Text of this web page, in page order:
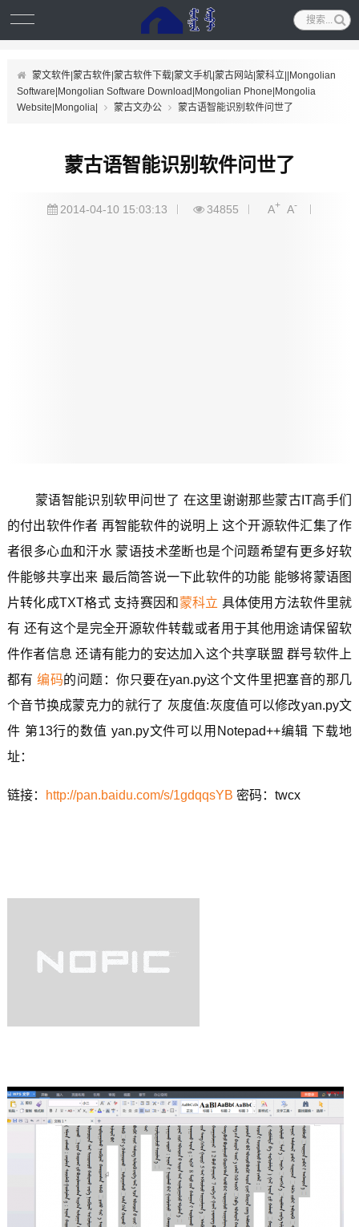
蒙文软件|蒙古软件|蒙古软件下载|蒙文手机|蒙古网站|蒙科立||Mongolian
Software|Mongolian Software Download|Mongolian Phone|Mongolia
Website|Mongolia|
蒙古文办公 蒙古语智能识别软件问世了
蒙古语智能识别软件问世了
2014-04-10 15:03:13 34855 A+ A-
蒙语智能识别软甲问世了 在这里谢谢那些蒙古IT高手们
的付出软件作者 再智能软件的说明上 这个开源软件汇集了作
者很多心血和汗水 蒙语技术垄断也是个问题希望有更多好软
件能够共享出来 最后简答说一下此软件的功能 能够将蒙语图
片转化成TXT格式 支持赛因和 蒙科立 具体使用方法软件里就
有 还有这个是完全开源软件转载或者用于其他用途请保留软
件作者信息 还请有能力的安达加入这个共享联盟 群号软件上
都有编码的问题：你只要在yan.py这个文件里把塞音的那几
个音节换成蒙克力的就行了 灰度值:灰度值可以修改yan.py文
件 第13行的数值 yan.py文件可以用Notepad++编辑 下载地
址：
链接： http://pan.baidu.com/s/1gdqqsYB 密码：twcx